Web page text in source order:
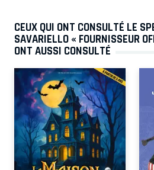
CEUX QUI ONT CONSULTÉ LE
SAVARIELLO « FOURNISSEUR
ONT AUSSI CONSULTÉ